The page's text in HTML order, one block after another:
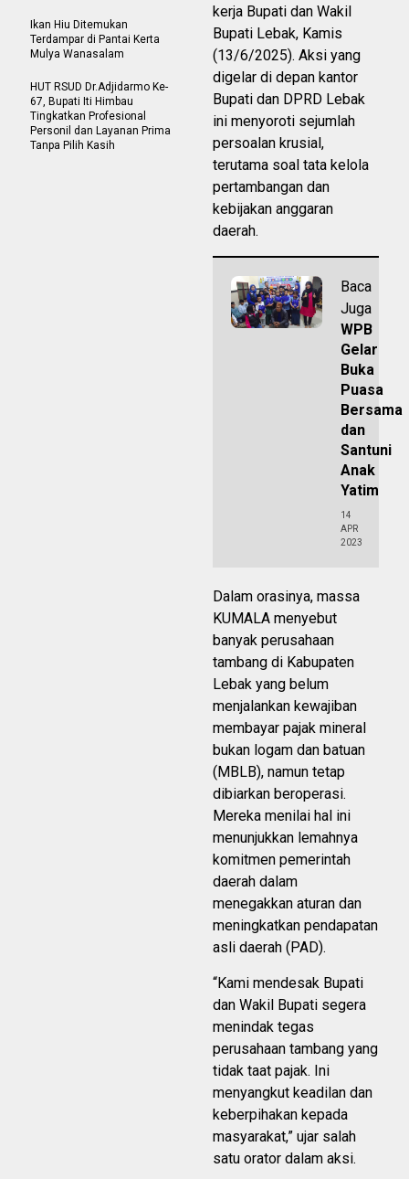
kerja Bupati dan Wakil
Bupati Lebak, Kamis
(13/6/2025). Aksi yang
digelar di depan kantor
Bupati dan DPRD Lebak
ini menyoroti sejumlah
persoalan krusial,
terutama soal tata kelola
pertambangan dan
kebijakan anggaran
daerah.
Baca
Juga
WPB
Gelar
Buka
Puasa
Bersama
dan
Santuni
Anak
Yatim
14
APR
2023
Dalam orasinya, massa
KUMALA menyebut
banyak perusahaan
tambang di Kabupaten
Lebak yang belum
menjalankan kewajiban
membayar pajak mineral
bukan logam dan batuan
(MBLB), namun tetap
dibiarkan beroperasi.
Mereka menilai hal ini
menunjukkan lemahnya
komitmen pemerintah
daerah dalam
menegakkan aturan dan
meningkatkan pendapatan
asli daerah (PAD).
“Kami mendesak Bupati
dan Wakil Bupati segera
menindak tegas
perusahaan tambang yang
tidak taat pajak. Ini
menyangkut keadilan dan
keberpihakan kepada
masyarakat,” ujar salah
satu orator dalam aksi.
Ikan Hiu Ditemukan
Terdampar di Pantai Kerta
Mulya Wanasalam
HUT RSUD Dr.Adjidarmo Ke-
67, Bupati Iti Himbau
Tingkatkan Profesional
Personil dan Layanan Prima
Tanpa Pilih Kasih